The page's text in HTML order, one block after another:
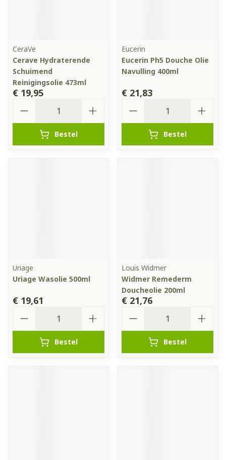
CeraVe
Cerave Hydraterende
Schuimend
Reinigingsolie 473ml
€ 19,95
Bestel
Eucerin
Eucerin Ph5 Douche Olie
Navulling 400ml
€ 21,83
Bestel
Uriage
Uriage Wasolie 500ml
€ 19,61
Bestel
Louis Widmer
Widmer Remederm
Doucheolie 200ml
€ 21,76
Bestel